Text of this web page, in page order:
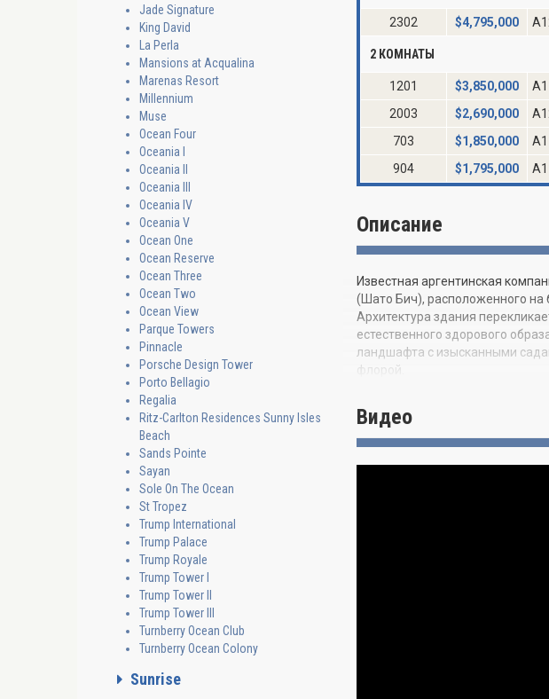
2302 $4,795,000
2 КОМНАТЫ
1201 $3,850,000
2003
$2,690,000
703
$1,850,000
904
$1,795,000
Описание
Известная аргентинская
(Шато Бич), расположенного на
Архитектура здания
естественного здорового
ландшафта с изысканными
флорой.
панораму города и океан. Вы
пентхаусами площадью от 790
Видео
Jade Signature
King David
La Perla
Mansions at Acqualina
Marenas Resort
Millennium
Muse
Ocean Four
Oceania I
Oceania II
Oceania III
Oceania IV
Oceania V
Ocean One
Ocean Reserve
Ocean Three
Ocean Two
Ocean View
Parque Towers
Pinnacle
Porsche Design Tower
Porto Bellagio
Regalia
Ritz-Carlton Residences Sunny Isles
Beach
Sands Pointe
Sayan
Sole On The Ocean
St Tropez
Trump International
Trump Palace
Trump Royale
Trump Tower I
Trump Tower II
Trump Tower III
Turnberry Ocean Club
Turnberry Ocean Colony
Sunrise